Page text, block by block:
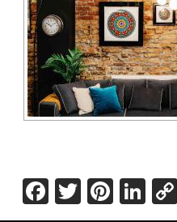
Facebook
Twitter